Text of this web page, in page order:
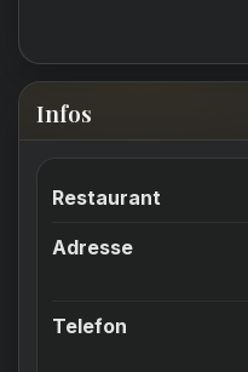
Infos
Restaurant
Adresse
Telefon